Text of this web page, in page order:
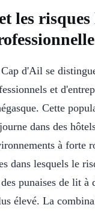
les risques
d'Ail se
et
Cette
dans des
à forte
dans lesquels le
punaises de lit à
élevé. La